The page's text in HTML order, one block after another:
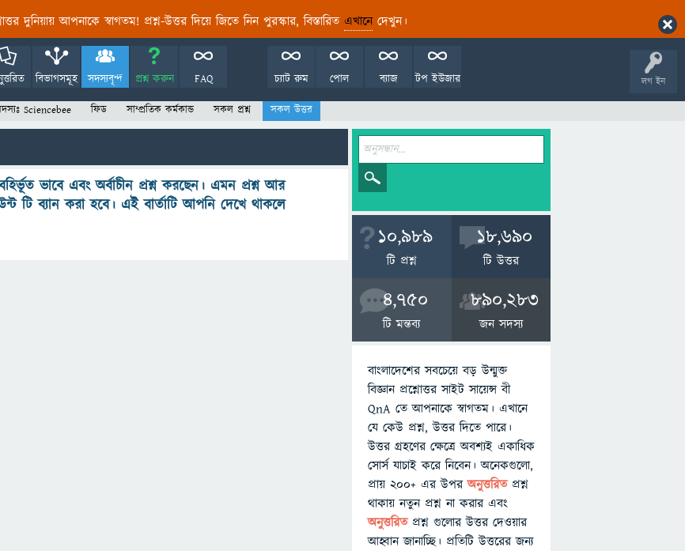
দুনিয়ায় আপনাকে স্বাগতম! প্রশ্ন-উত্তর দিয়ে জিতে নিন পুরস্কার, বিস্তারিত এখানেদেখুন।
লগ ইন
বিভাগসমূহ সদস্যবৃন্দ প্রশ্ন করুন FAQ টপ ইউজার
ব্যাজ
পোল
চ্যাট রুম
Sciencebee ফিড সাম্প্রতিক কর্মকান্ড সকল প্রশ্ন সকল উত্তর
ভাবে এবং অর্বাচীন প্রশ্ন করছেন। এমন প্রশ্ন আর
টি ব্যান করা হবে। এই বার্তাটি আপনি দেখে থাকলে
10,989
টি প্রশ্ন
18,690
টি উত্তর
4,750
টি মন্তব্য
890,283
জন সদস্য
বাংলাদেশের সবচেয়ে বড় উন্মুক্ত
বিজ্ঞান প্রশ্নোত্তর সাইট সায়েন্স বী
QnA তে আপনাকে স্বাগতম। এখানে
যে কেউ প্রশ্ন, উত্তর দিতে পারে।
উত্তর গ্রহণের ক্ষেত্রে অবশ্যই একাধিক
সোর্স যাচাই করে নিবেন। অনেকগুলো,
প্রায় ২০০+ এর উপরঅনুত্তরিতপ্রশ্ন
থাকায় নতুন প্রশ্ন না করার এবং
অনুত্তরিত প্রশ্ন গুলোর উত্তর দেওয়ার
আহ্বান জানাচ্ছি। প্রতিটি উত্তরের জন্য